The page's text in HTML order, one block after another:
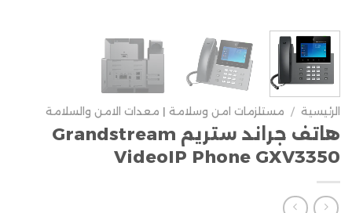
الرئيسية / مستلزمات امن وسلامة | معدات الامن والسلامة
هاتف جراند ستريم Grandstream
VideoIP Phone GXV3350